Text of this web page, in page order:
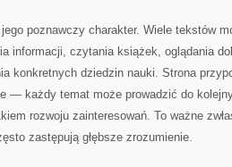
jego poznawczy charakter. Wiele tekstów
informacji, czytania książek, oglądania
konkretnych dziedzin nauki. Strona
— każdy temat może prowadzić do
rozwoju zainteresowań. To ważne
zastępują głębsze zrozumienie.